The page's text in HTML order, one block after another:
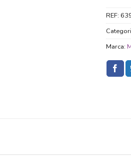
REF:
Marca: